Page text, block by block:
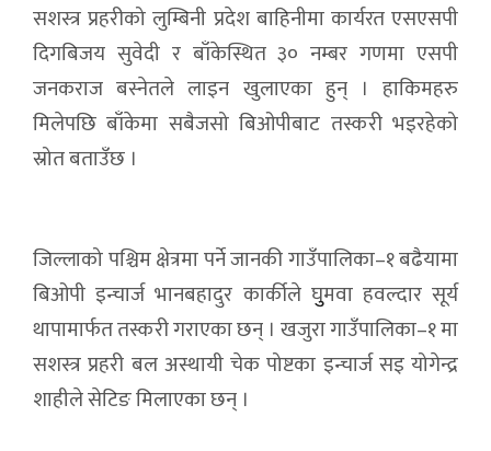
सशस्त्र प्रहरीको लुम्बिनी प्रदेश बाहिनीमा कार्यरत एसएसपी
दिगबिजय सुवेदी र बाँकेस्थित ३० नम्बर गणमा एसपी
जनकराज बस्नेतले लाइन खुलाएका हुन् । हाकिमहरु
मिलेपछि बाँकेमा सबैजसो बिओपीबाट तस्करी भइरहेको
स्रोत बताउँछ ।
जिल्लाको पश्चिम क्षेत्रमा पर्ने जानकी गाउँपालिका–१ बढैयामा
बिओपी इन्चार्ज भानबहादुर कार्कीले घुुमवा हवल्दार सूर्य
थापामार्फत तस्करी गराएका छन् । खजुरा गाउँपालिका–१ मा
सशस्त्र प्रहरी बल अस्थायी चेक पोष्टका इन्चार्ज सइ योगेन्द्र
शाहीले सेटिङ मिलाएका छन् ।